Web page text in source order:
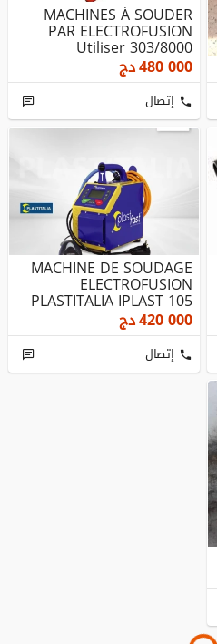
MACHINES À SOUDER
PAR ELECTROFUSION
Utiliser 303/8000
Soudures
480 000دج
إتصال
MACHINE DE SOUDAGE
ELECTROFUSION
PLASTITALIA IPLAST 105
420 000دج
إتصال